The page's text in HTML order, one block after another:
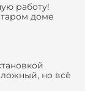
работу!
доме
на
и
но всё